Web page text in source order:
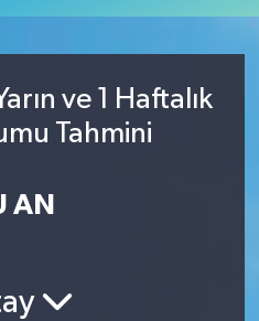
ve 1 Haftalık
Tahmini
AN